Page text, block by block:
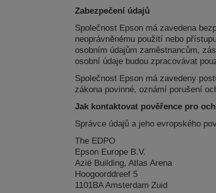
Zabezpečení údajů
Společnost Epson má zavedena
neoprávněnému použití nebo
osobním údajům zaměstnancům,
osobní údaje budou zpracovávat
Společnost Epson má zavedeny
zákona povinné, oznámí porušení
Jak kontaktovat pověřence pro
Správce údajů a jeho evropského
The EDPO
Epson Europe B.V.
Azië Building, Atlas Arena
Hoogoorddreef 5
1101BA Amsterdam Zuid